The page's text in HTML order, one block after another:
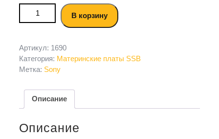
В корзину
Артикул: 1690
Категория: Материнские платы SSB
Метка: Sony
Описание
Описание